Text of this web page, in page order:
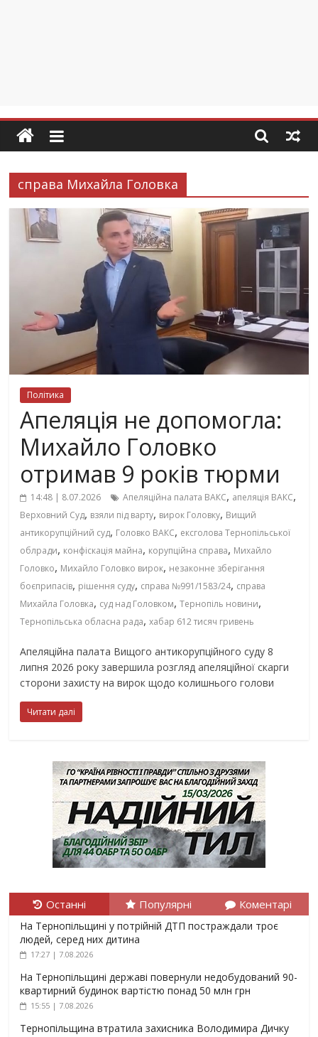
справа Михайла Головка
Політика
Апеляція не допомогла:
Михайло Головко
отримав 9 років тюрми
14:48 | 8.07.2026 Апеляційна палата ВАКС, апеляція ВАКС,
Верховний Суд, взяли під варту, вирок Головку, Вищий
антикорупційний суд, Головко ВАКС, ексголова Тернопільської
облради, конфіскація майна, корупційна справа, Михайло
Головко, Михайло Головко вирок, незаконне зберігання
боєприпасів, рішення суду, справа №991/1583/24, справа
Михайла Головка, суд над Головком,Тернопіль новини,
Тернопільська обласна рада,хабар 612 тисяч гривень
Апеляційна палата Вищого антикорупційного суду 8
липня 2026 року завершила розгляд апеляційної скарги
сторони захисту на вирок щодо колишнього голови
Читати далі
Останні Популярні Коментарі
На Тернопільщині у потрійній ДТП постраждали троє
людей, серед них дитина
17:27 | 7.08.2026
На Тернопільщині державі повернули недобудований 90-
квартирний будинок вартістю понад 50 млн грн
15:55 | 7.08.2026
Тернопільщина втратила захисника Володимира Дичку